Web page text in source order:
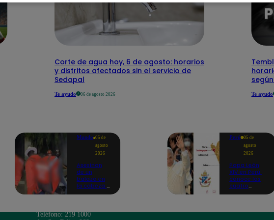
Corte de agua hoy, 6 de agosto: horarios
y distritos afectados sin el servicio de
Sedapal
Te ayudo 06 de agosto 2026 Te ayudo
Mundo 05 de
agosto
2026
Asesinan
de un
balazo en
la cabeza a
en vivo
Perú 05 de
agosto
2026
Papa León
XIV en Perú:
conoce los
cuatro
en
Teléfono: 219 1000